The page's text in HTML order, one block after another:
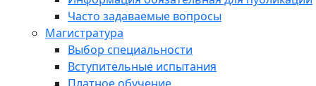
Часто задаваемые вопросы
Магистратура
Выбор специальности
Вступительные испытания